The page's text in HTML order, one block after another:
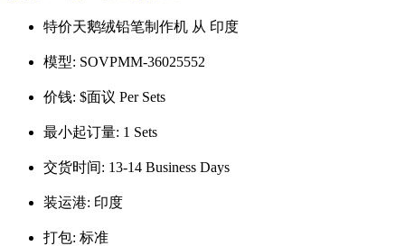
特价天鹅绒铅笔制作机 从 印度
模型: SOVPMM-36025552
价钱: $面议 Per Sets
最小起订量: 1 Sets
交货时间: 13-14 Business Days
装运港: 印度
打包: 标准